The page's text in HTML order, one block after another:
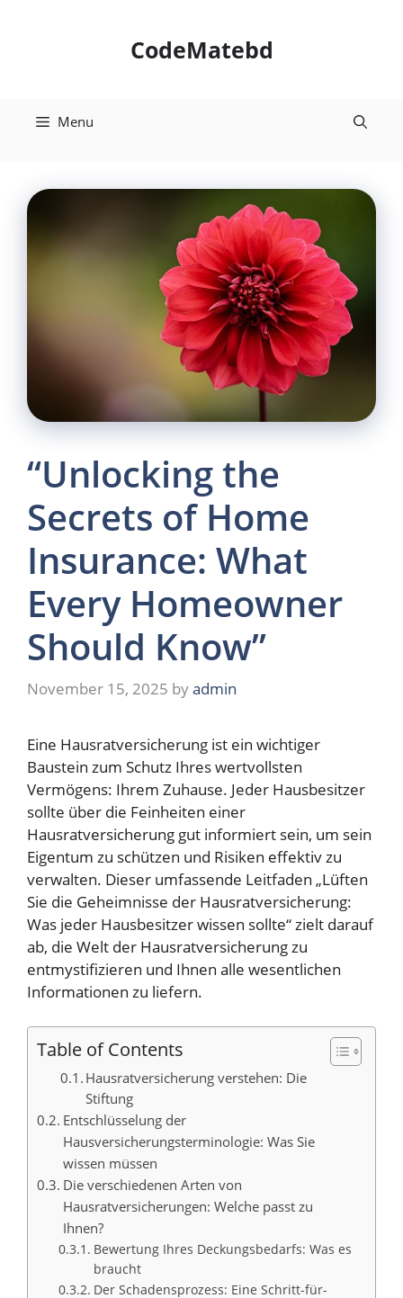
CodeMatebd
Menu
“Unlocking the
Secrets of Home
Insurance: What
Every Homeowner
Should Know”
November 15, 2025 byadmin
Eine Hausratversicherung ist ein wichtiger
Baustein zum Schutz Ihres wertvollsten
Vermögens: Ihrem Zuhause. Jeder Hausbesitzer
sollte über die Feinheiten einer
Hausratversicherung gut informiert sein, um sein
Eigentum zu schützen und Risiken effektiv zu
verwalten. Dieser umfassende Leitfaden „Lüften
Sie die Geheimnisse der Hausratversicherung:
Was jeder Hausbesitzer wissen sollte“ zielt darauf
ab, die Welt der Hausratversicherung zu
entmystifizieren und Ihnen alle wesentlichen
Informationen zu liefern.
Table of Contents
Hausratversicherung verstehen: Die
Stiftung
Entschlüsselung der
Hausversicherungsterminologie: Was Sie
wissen müssen
Die verschiedenen Arten von
Hausratversicherungen: Welche passt zu
Ihnen?
Bewertung Ihres Deckungsbedarfs: Was es
braucht
Der Schadensprozess: Eine Schritt-für-